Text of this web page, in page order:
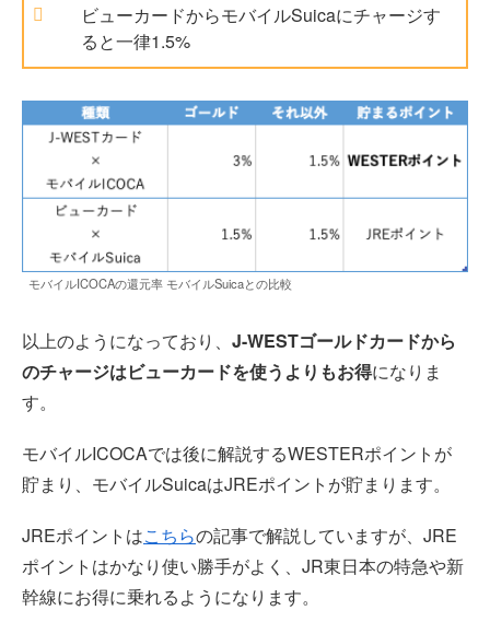
ビューカードからモバイルSuicaにチャージす
ると一律1.5%
モバイルICOCAの還元率 モバイルSuicaとの比較
以上のようになっており、 J-WESTゴールドカードから
のチャージはビューカードを使うよりもお得になりま
す。
モバイルICOCAでは後に解説するWESTERポイントが
貯まり、モバイルSuicaはJREポイントが貯まります。
JREポイントはこちらの記事で解説していますが、JRE
ポイントはかなり使い勝手がよく、JR東日本の特急や新
幹線にお得に乗れるようになります。